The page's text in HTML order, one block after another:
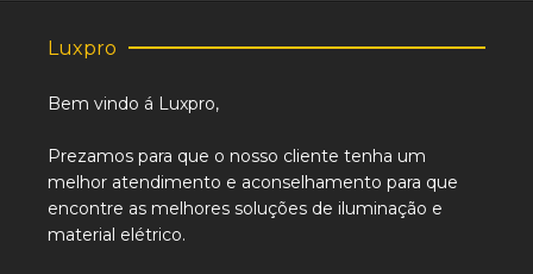
Luxpro
Bem vindo á Luxpro,
Prezamos para que o nosso cliente tenha um
melhor atendimento e aconselhamento para que
encontre as melhores soluções de iluminação e
material elétrico.